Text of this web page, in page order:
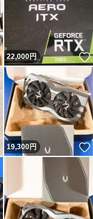
いいね！
22,000円
いいね！
19,300円